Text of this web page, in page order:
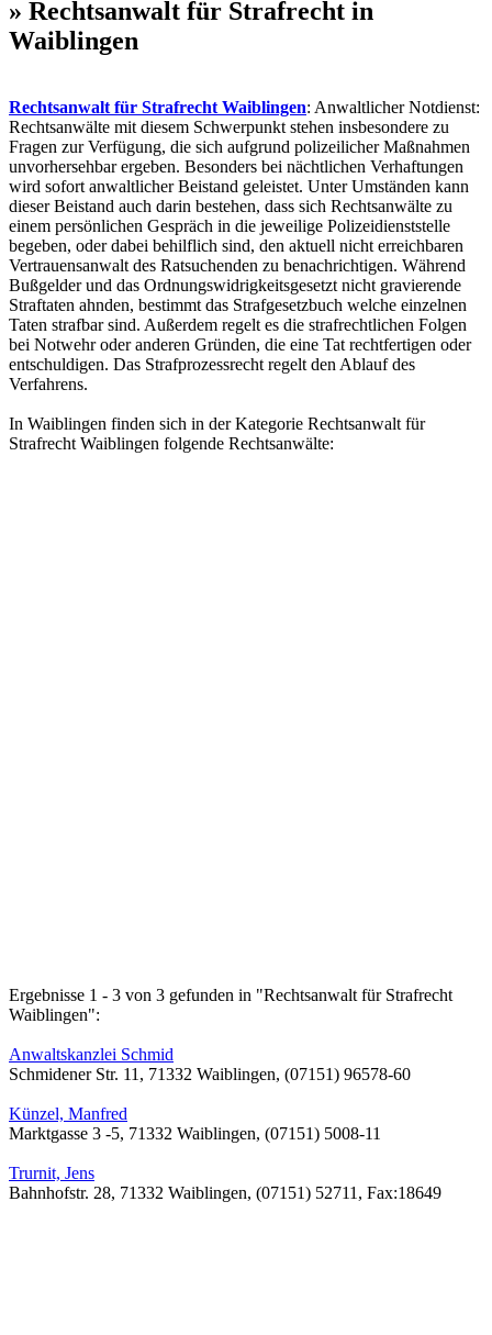
» Rechtsanwalt für Strafrecht in
Waiblingen
Rechtsanwalt für Strafrecht Waiblingen: Anwaltlicher Notdienst:
Rechtsanwälte mit diesem Schwerpunkt stehen insbesondere zu
Fragen zur Verfügung, die sich aufgrund polizeilicher Maßnahmen
unvorhersehbar ergeben. Besonders bei nächtlichen Verhaftungen
wird sofort anwaltlicher Beistand geleistet. Unter Umständen kann
dieser Beistand auch darin bestehen, dass sich Rechtsanwälte zu
einem persönlichen Gespräch in die jeweilige Polizeidienststelle
begeben, oder dabei behilflich sind, den aktuell nicht erreichbaren
Vertrauensanwalt des Ratsuchenden zu benachrichtigen. Während
Bußgelder und das Ordnungswidrigkeitsgesetzt nicht gravierende
Straftaten ahnden, bestimmt das Strafgesetzbuch welche einzelnen
Taten strafbar sind. Außerdem regelt es die strafrechtlichen Folgen
bei Notwehr oder anderen Gründen, die eine Tat rechtfertigen oder
entschuldigen. Das Strafprozessrecht regelt den Ablauf des
Verfahrens.
In Waiblingen finden sich in der Kategorie Rechtsanwalt für
Strafrecht Waiblingen folgende Rechtsanwälte:
Ergebnisse 1 - 3 von 3 gefunden in "Rechtsanwalt für Strafrecht
Waiblingen":
Anwaltskanzlei Schmid
Schmidener Str. 11, 71332 Waiblingen, (07151) 96578-60
Künzel, Manfred
Marktgasse 3 -5, 71332 Waiblingen, (07151) 5008-11
Trurnit, Jens
Bahnhofstr. 28, 71332 Waiblingen, (07151) 52711, Fax:18649